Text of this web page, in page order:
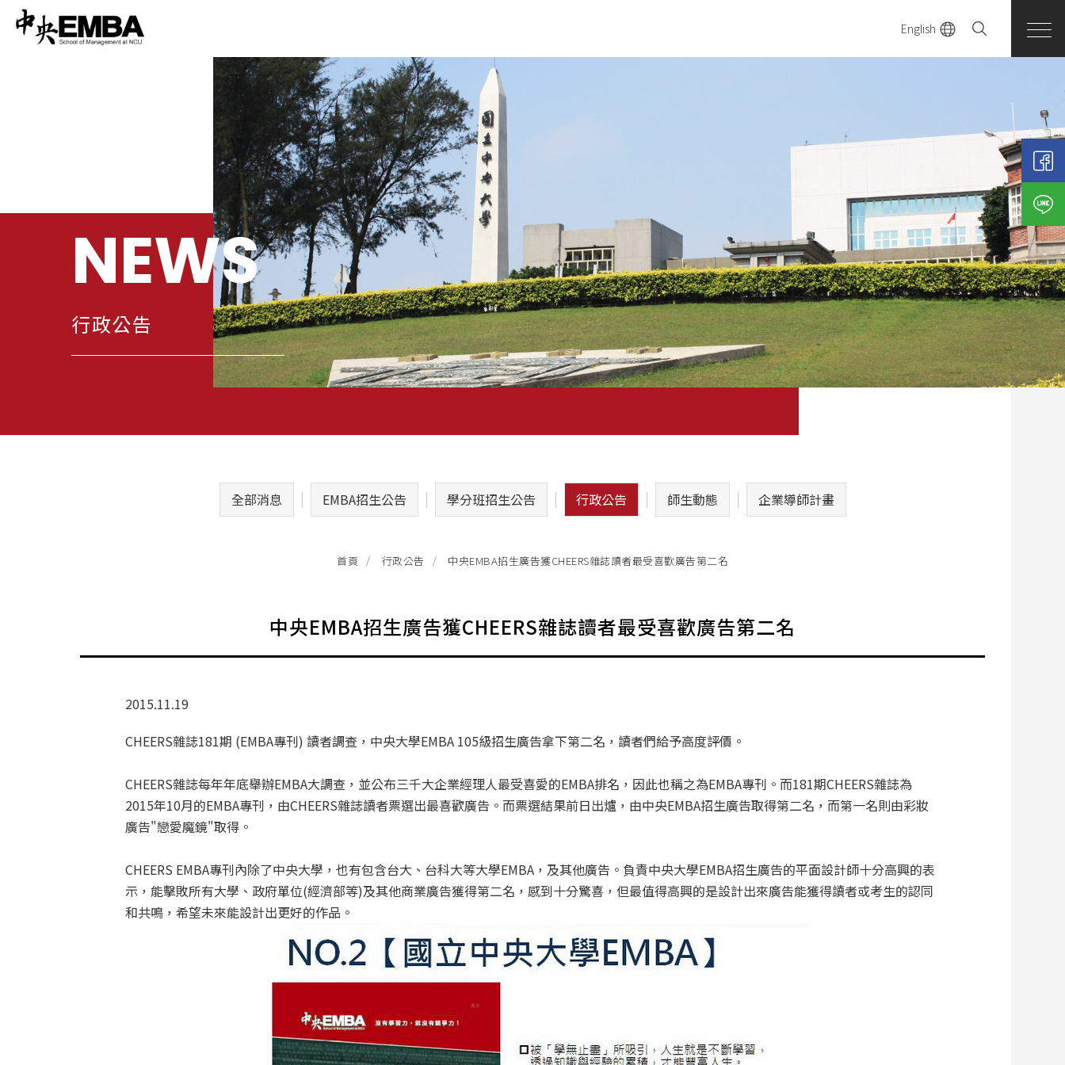
English
NEWS
行政公告
全部消息 EMBA招生公告 學分班招生公告 行政公告 師生動態 企業導師計畫
首頁 行政公告 中央EMBA招生廣告獲CHEERS雜誌讀者最受喜歡廣告第二名
中央EMBA招生廣告獲CHEERS雜誌讀者最受喜歡廣告第二名
2015.11.19
CHEERS雜誌181期 (EMBA專刊) 讀者調查，中央大學EMBA 105級招生廣告拿下第二名，讀者們給予高度評價。
CHEERS雜誌每年年底舉辦EMBA大調查，並公布三千大企業經理人最受喜愛的EMBA排名，因此也稱之為EMBA專刊。而181期CHEERS雜誌為
2015年10月的EMBA專刊，由CHEERS雜誌讀者票選出最喜歡廣告。而票選結果前日出爐，由中央EMBA招生廣告取得第二名，而第一名則由彩妝
廣告"戀愛魔鏡"取得。
CHEERS EMBA專刊內除了中央大學，也有包含台大、台科大等大學EMBA，及其他廣告。負責中央大學EMBA招生廣告的平面設計師十分高興的表
示，能擊敗所有大學、政府單位(經濟部等)及其他商業廣告獲得第二名，感到十分驚喜，但最值得高興的是設計出來廣告能獲得讀者或考生的認同
和共鳴，希望未來能設計出更好的作品。